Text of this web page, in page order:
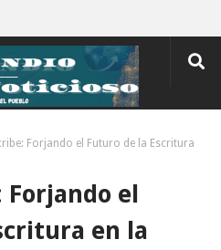
Forjando el Futuro de la Escritura
Forjando el
en la